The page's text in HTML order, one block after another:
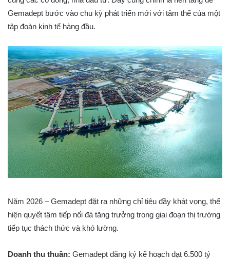
Gemadept bước vào chu kỳ phát triển mới với tâm thế của một
tập đoàn kinh tế hàng đầu.
Năm 2026 – Gemadept đặt ra những chỉ tiêu đầy khát vọng, thể
hiện quyết tâm tiếp nối đà tăng trưởng trong giai đoạn thị trường
tiếp tục thách thức và khó lường.
Doanh thu thuần: Gemadept đăng ký kế hoạch đạt 6.500 tỷ